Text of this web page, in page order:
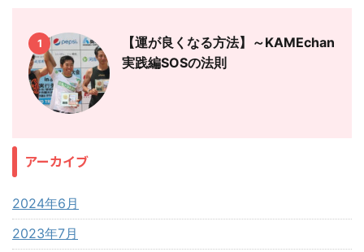
1
【運が良くなる方法】～KAMEchan
実践編SOSの法則
アーカイブ
2024年6月
2023年7月